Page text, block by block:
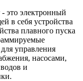
это электронный
в себя устройства
плавного пуска
управления
насосами,
и